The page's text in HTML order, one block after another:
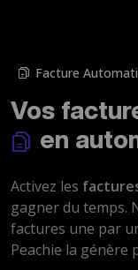
Facture
Vos
en
Activez les
gagner du temps.
factures une par
Peachie la génère